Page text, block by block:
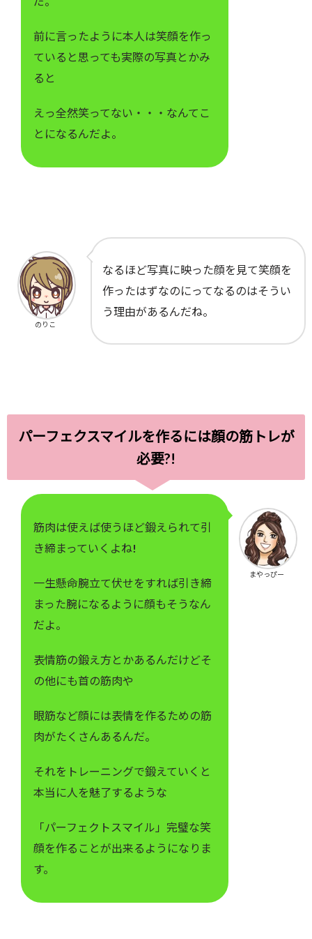
前に言ったように本人は笑顔を作っ
ていると思っても実際の写真とかみ
ると
えっ全然笑ってない・・・なんてこ
とになるんだよ。
なるほど写真に映った顔を見て笑顔を
作ったはずなのにってなるのはそうい
う理由があるんだね。
のりこ
パーフェクスマイルを作るには顔の筋トレが
必要?!
筋肉は使えば使うほど鍛えられて引
き締まっていくよね!
一生懸命腕立て伏せをすれば引き締
まった腕になるように顔もそうなん
だよ。
表情筋の鍛え方とかあるんだけどそ
の他にも首の筋肉や
眼筋など顔には表情を作るための筋
肉がたくさんあるんだ。
それをトレーニングで鍛えていくと
本当に人を魅了するような
「パーフェクトスマイル」完璧な笑
顔を作ることが出来るようになりま
す。
まやっぴー